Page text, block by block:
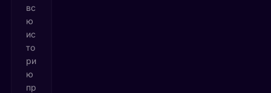
вс
ю
ис
то
ри
ю
пр